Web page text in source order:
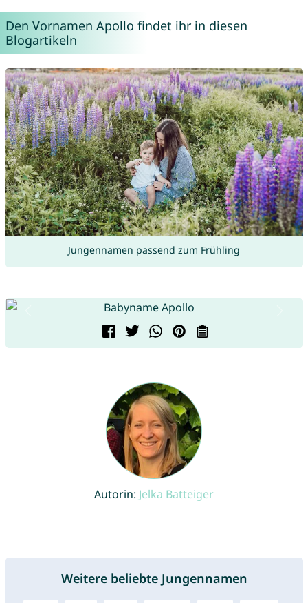
Den Vornamen Apollo findet ihr in diesen
Blogartikeln
Jungennamen passend zum Frühling
Autorin: Jelka Batteiger
Weitere beliebte Jungennamen